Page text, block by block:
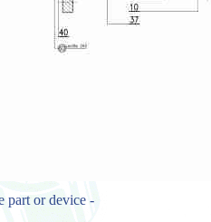
part or device -